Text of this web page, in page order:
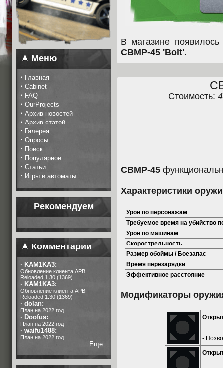
Меню
· Главная
· Cabinet
· FAQ
· OurProjects
· Архив новостей
· Архив статей
· Галерея
· Опросы
· Поиск
· Популярное
· Статьи
· Игры и автоматы
Рекомендуем
Комментарии
· KAM1KA3:
Обновление клиента APB
Reloaded 1.30 (1369)
· KAM1KA3:
Обновление клиента APB
Reloaded 1.30 (1369)
· dolan:
План на 2022 год
· Doofus:
План на 2022 год
· waifu1488:
План на 2022 год
Еще...
В магазине
CBMP-45 'Bolt'.
Стоимость:
CBMP-45
Характеристики
Урон по персонажам
Требуемое время на убийство
Урон по машинам
Скорострельность
Размер обоймы / Боезапас
Время перезарядки
Эффективное расстояние
Модификаторы
-